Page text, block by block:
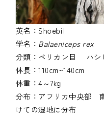
英名：Shoebill
学名： Balaeniceps rex
分類： ペリカン目
ハシ
体長：110cm~140cm
体重：4～7kg
分布： アフリカ中央部
けての湿地に分布